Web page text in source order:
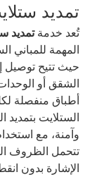
تمديد
تُعد خدمة تمديد
المهمة للمباني
حيث تتيح توصيل
الشقق أو
أطباق منفصلة
الستلايت بتمديد
وآمنة، مع
تتحمل الظروف
الإشارة بدون